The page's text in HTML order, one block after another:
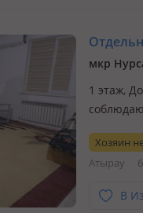
мкр
1 этаж,
Хозяин
Атырау
В